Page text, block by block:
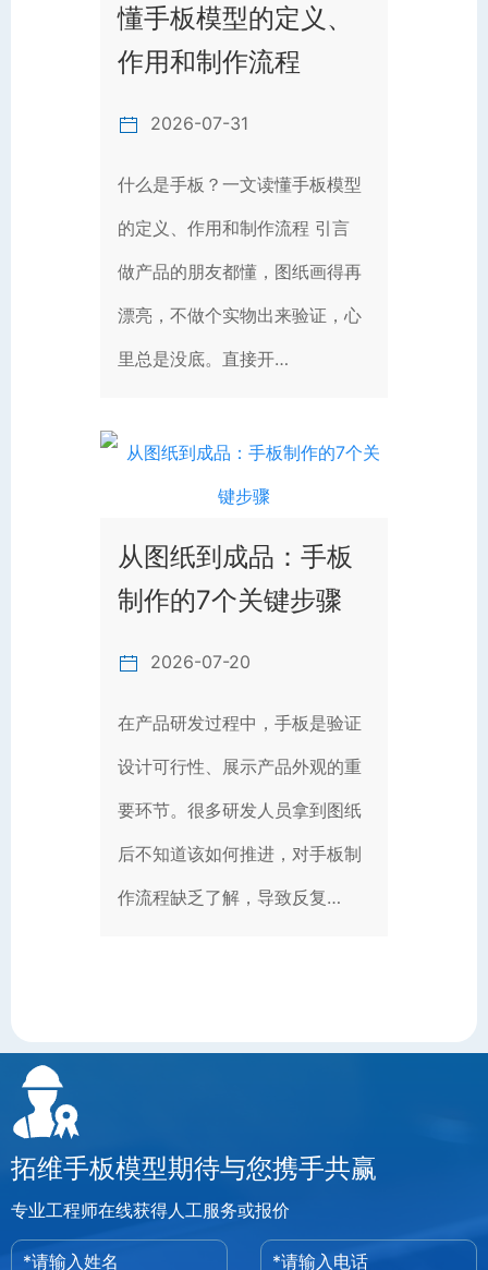
懂手板模型的定义、
作用和制作流程
2026-07-31
什么是手板？一文读懂手板模型
的定义、作用和制作流程 引言
做产品的朋友都懂，图纸画得再
漂亮，不做个实物出来验证，心
里总是没底。直接开…
从图纸到成品：手板
制作的7个关键步骤
2026-07-20
在产品研发过程中，手板是验证
设计可行性、展示产品外观的重
要环节。很多研发人员拿到图纸
后不知道该如何推进，对手板制
作流程缺乏了解，导致反复…
拓维手板模型期待与您携手共赢
专业工程师在线获得人工服务或报价